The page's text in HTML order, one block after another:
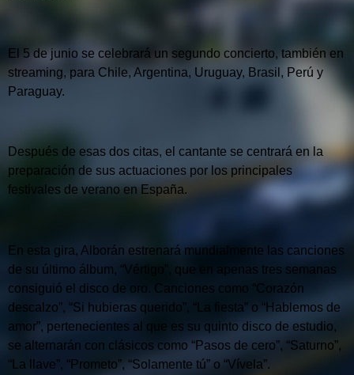
El 5 de junio se celebrará un segundo concierto, también en
streaming, para Chile, Argentina, Uruguay, Brasil, Perú y
Paraguay.
Después de esas dos citas, el cantante se centrará en la
preparación de sus actuaciones por los principales
festivales de verano en España.
En esta gira, Alborán estrenará mundialmente las canciones
de su último álbum, “Vértigo”, que en apenas tres semanas
consiguió el disco de oro. Canciones como “Corazón
descalzo”, “Si hubieras querido”, “La fiesta” o “Hablemos de
amor”, pertenecientes al que es su quinto disco de estudio,
se alternarán con clásicos como “Pasos de cero”, “Saturno”,
“La llave”, “Prometo”, “Solamente tú” o “Vívela”.